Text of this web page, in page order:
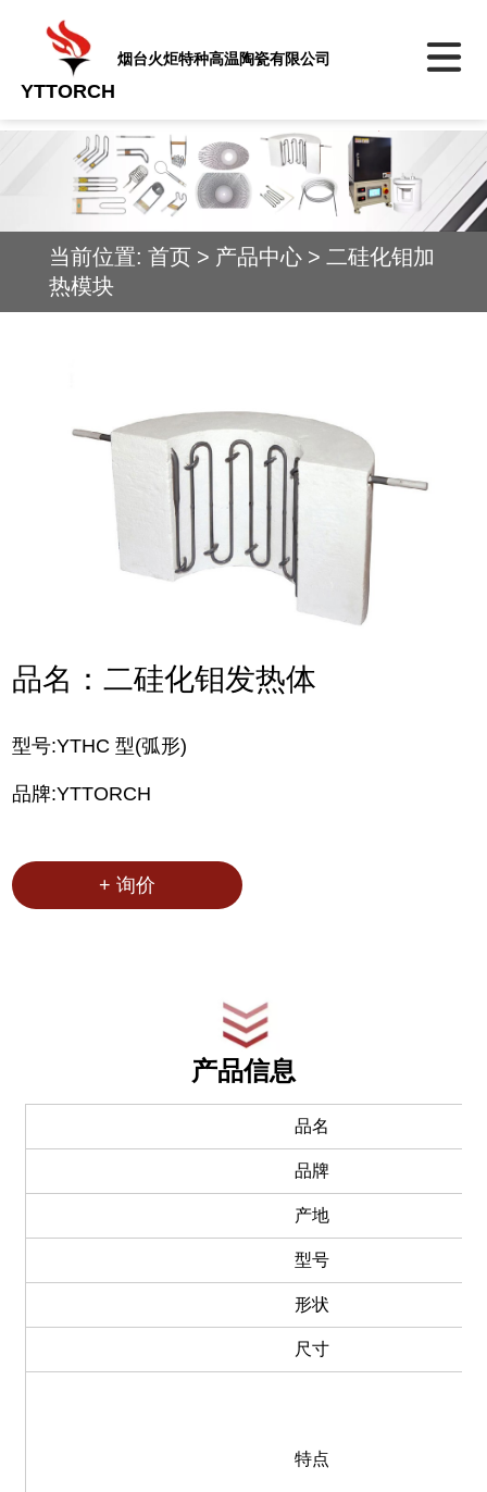
YTTORCH
烟台火炬特种高温陶瓷有限公司
当前位置: 首页 > 产品中心 > 二硅化钼加
热模块
品名：二硅化钼发热体
型号:YTHC 型(弧形)
品牌:YTTORCH
+ 询价
产品信息
品名
品牌
产地
型号
形状
尺寸
特点